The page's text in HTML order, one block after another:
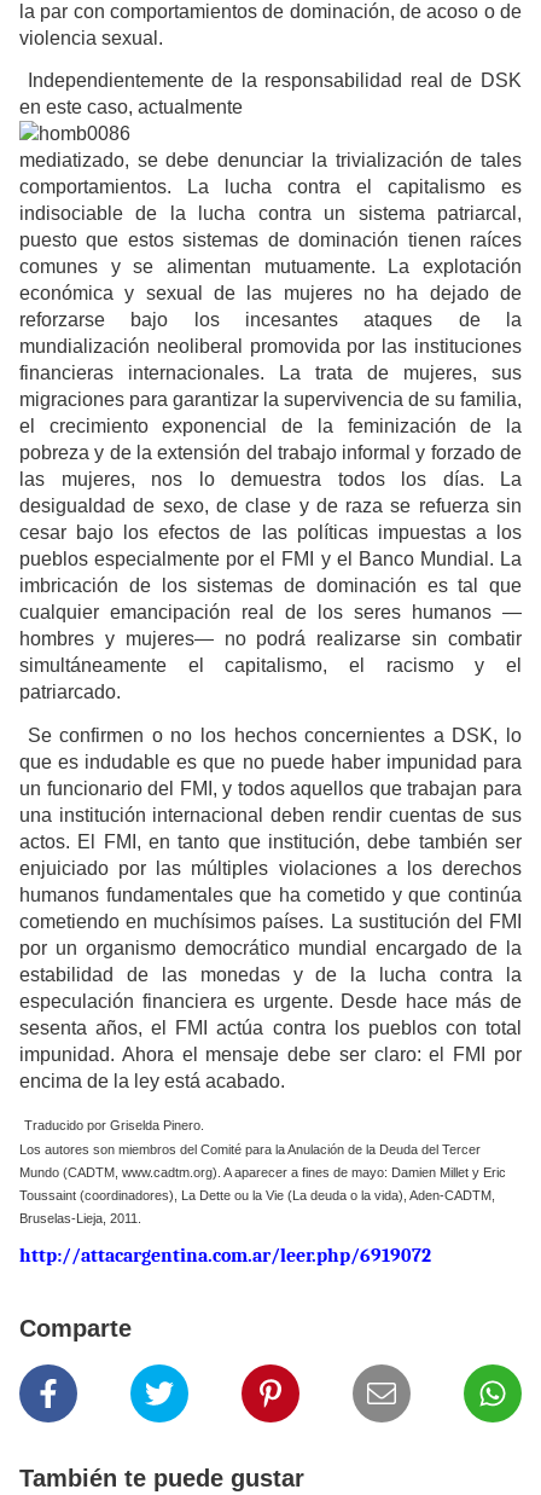
la par con comportamientos de dominación, de acoso o de
violencia sexual.
Independientemente de la responsabilidad real de DSK
en este caso, actualmente
mediatizado, se debe denunciar la trivialización de tales
comportamientos. La lucha contra el capitalismo es
indisociable de la lucha contra un sistema patriarcal,
puesto que estos sistemas de dominación tienen raíces
comunes y se alimentan mutuamente. La explotación
económica y sexual de las mujeres no ha dejado de
reforzarse bajo los incesantes ataques de la
mundialización neoliberal promovida por las instituciones
financieras internacionales. La trata de mujeres, sus
migraciones para garantizar la supervivencia de su familia,
el crecimiento exponencial de la feminización de la
pobreza y de la extensión del trabajo informal y forzado de
las mujeres, nos lo demuestra todos los días. La
desigualdad de sexo, de clase y de raza se refuerza sin
cesar bajo los efectos de las políticas impuestas a los
pueblos especialmente por el FMI y el Banco Mundial. La
imbricación de los sistemas de dominación es tal que
cualquier emancipación real de los seres humanos —
hombres y mujeres— no podrá realizarse sin combatir
simultáneamente el capitalismo, el racismo y el
patriarcado.
Se confirmen o no los hechos concernientes a DSK, lo
que es indudable es que no puede haber impunidad para
un funcionario del FMI, y todos aquellos que trabajan para
una institución internacional deben rendir cuentas de sus
actos. El FMI, en tanto que institución, debe también ser
enjuiciado por las múltiples violaciones a los derechos
humanos fundamentales que ha cometido y que continúa
cometiendo en muchísimos países. La sustitución del FMI
por un organismo democrático mundial encargado de la
estabilidad de las monedas y de la lucha contra la
especulación financiera es urgente. Desde hace más de
sesenta años, el FMI actúa contra los pueblos con total
impunidad. Ahora el mensaje debe ser claro: el FMI por
encima de la ley está acabado.
Traducido por Griselda Pinero.
Los autores son miembros del Comité para la Anulación de la Deuda del Tercer
Mundo (CADTM, www.cadtm.org). A aparecer a fines de mayo: Damien Millet y Eric
Toussaint (coordinadores), La Dette ou la Vie (La deuda o la vida), Aden-CADTM,
Bruselas-Lieja, 2011.
http://attacargentina.com.ar/leer.php/6919072
Comparte
También te puede gustar